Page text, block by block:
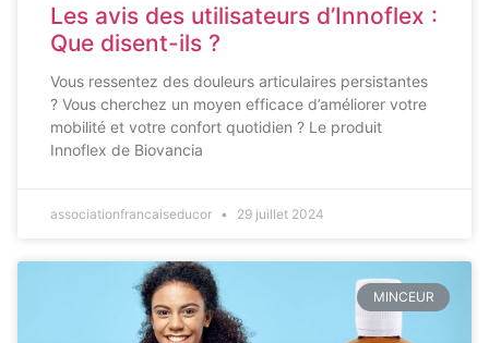
Les avis des utilisateurs d’Innoflex :
Que disent-ils ?
Vous ressentez des douleurs articulaires persistantes
? Vous cherchez un moyen efficace d’améliorer votre
mobilité et votre confort quotidien ? Le produit
Innoflex de Biovancia
associationfrancaiseducor 29 juillet 2024
MINCEUR